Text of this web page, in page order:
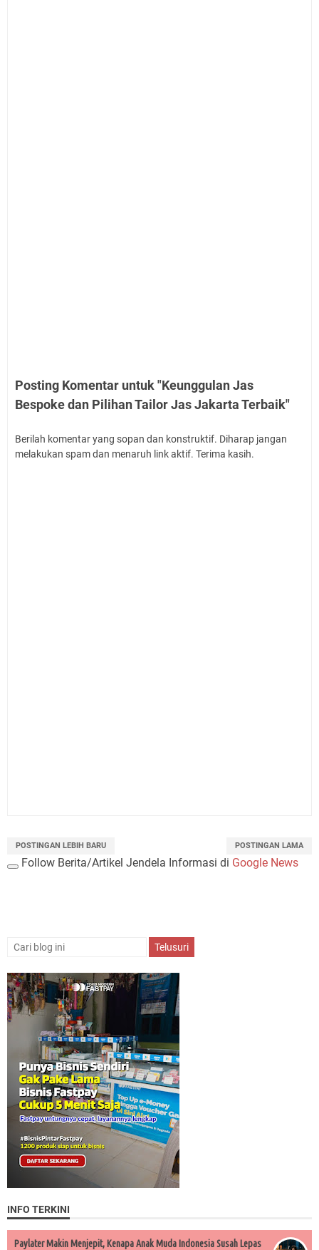
Posting Komentar untuk "Keunggulan Jas
Bespoke dan Pilihan Tailor Jas Jakarta Terbaik"
Berilah komentar yang sopan dan konstruktif. Diharap jangan
melakukan spam dan menaruh link aktif. Terima kasih.
POSTINGAN LEBIH BARU POSTINGAN LAMA
Follow Berita/Artikel Jendela Informasi di Google News
INFO TERKINI
Paylater Makin Menjepit, Kenapa Anak Muda Indonesia Susah Lepas